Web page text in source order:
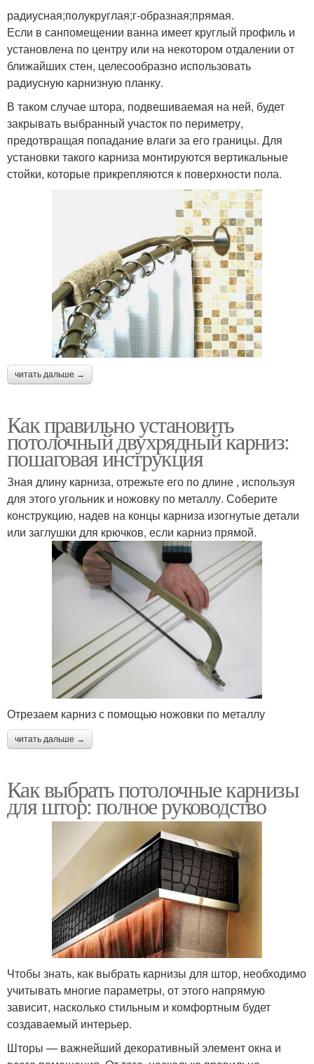
радиусная;полукруглая;г-образная;прямая.
Если в санпомещении ванна имеет круглый профиль и
установлена по центру или на некотором отдалении от
ближайших стен, целесообразно использовать
радиусную карнизную планку.
В таком случае штора, подвешиваемая на ней, будет
закрывать выбранный участок по периметру,
предотвращая попадание влаги за его границы. Для
установки такого карниза монтируются вертикальные
стойки, которые прикрепляются к поверхности пола.
читать дальше →
Как правильно установить
потолочный двухрядный карниз:
пошаговая инструкция
Зная длину карниза, отрежьте его по длине , используя
для этого угольник и ножовку по металлу. Соберите
конструкцию, надев на концы карниза изогнутые детали
или заглушки для крючков, если карниз прямой.
Отрезаем карниз с помощью ножовки по металлу
читать дальше →
Как выбрать потолочные карнизы
для штор: полное руководство
Чтобы знать, как выбрать карнизы для штор, необходимо
учитывать многие параметры, от этого напрямую
зависит, насколько стильным и комфортным будет
создаваемый интерьер.
Шторы — важнейший декоративный элемент окна и